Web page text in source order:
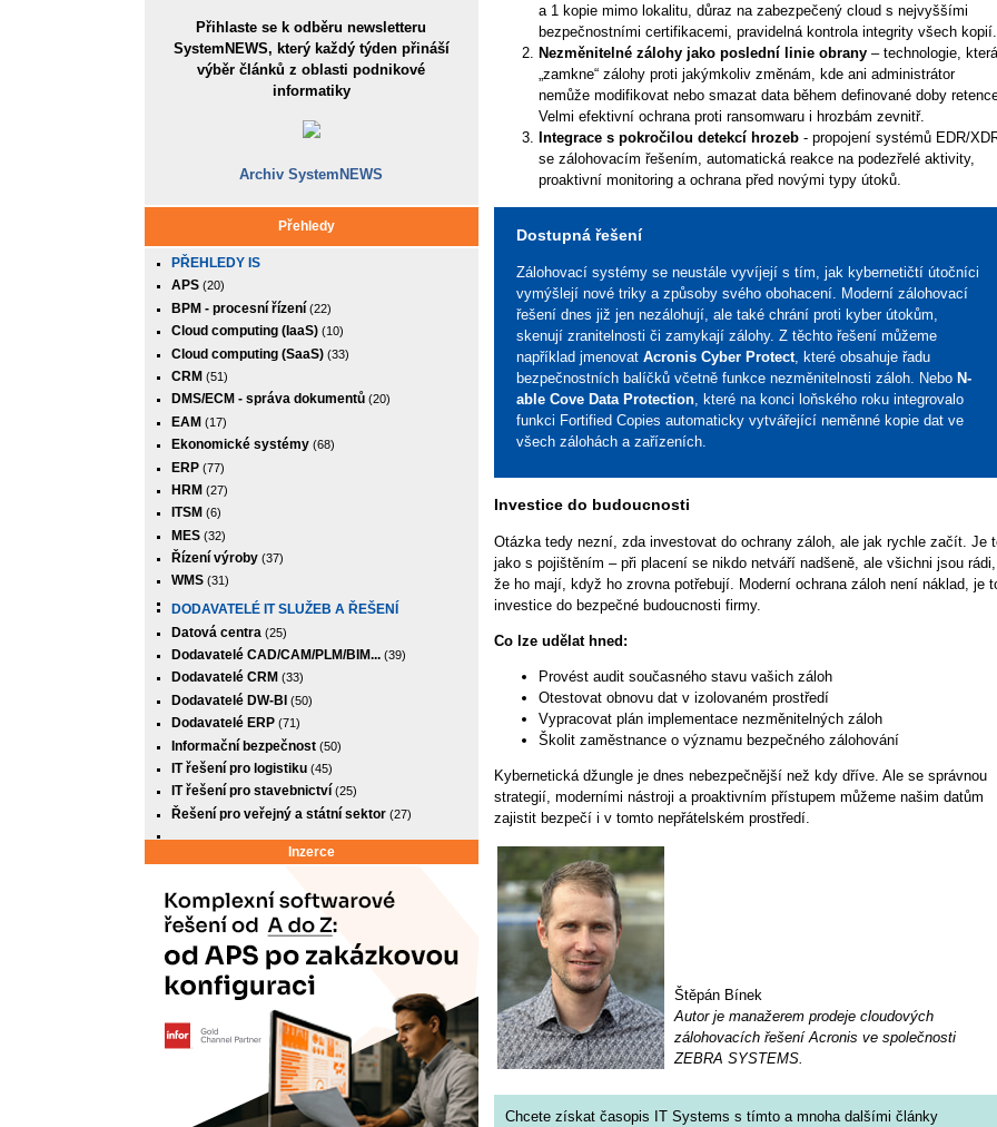
Přihlaste se k odběru newsletteru
SystemNEWS, který každý týden přináší
výběr článků z oblasti podnikové
informatiky
Archiv SystemNEWS
Přehledy
PŘEHLEDY IS
APS(20)
BPM - procesní řízení(22)
Cloud computing (IaaS)(10)
Cloud computing (SaaS)(33)
CRM (51)
DMS/ECM - správa dokumentů(20)
EAM (17)
Ekonomické systémy(68)
ERP(77)
HRM (27)
ITSM (6)
MES(32)
Řízení výroby(37)
WMS(31)
DODAVATELÉ IT SLUŽEB A ŘEŠENÍ
Datová centra (25)
Dodavatelé CAD/CAM/PLM/BIM...(39)
Dodavatelé CRM (33)
Dodavatelé DW-BI (50)
Dodavatelé ERP(71)
Informační bezpečnost(50)
IT řešení pro logistiku(45)
IT řešení pro stavebnictví(25)
Řešení pro veřejný a státní sektor(27)
Inzerce
a 1 kopie mimo lokalitu, důraz na zabezpečený cloud s nejvyššími
bezpečnostními certifikacemi, pravidelná kontrola integrity všech kopií.
Nezměnitelné zálohy jako poslední linie obrany– technologie, která
„zamkne“ zálohy proti jakýmkoliv změnám, kde ani administrátor
nemůže modifikovat nebo smazat data během definované doby
Velmi efektivní ochrana proti ransomwaru i hrozbám zevnitř.
Integrace s pokročilou detekcí hrozeb- propojení systémů EDR/
se zálohovacím řešením, automatická reakce na podezřelé aktivity,
proaktivní monitoring a ochrana před novými typy útoků.
Dostupná řešení
Zálohovací systémy se neustále vyvíjejí s tím, jak kybernetičtí útočníci
vymýšlejí nové triky a způsoby svého obohacení. Moderní zálohovací
řešení dnes již jen nezálohují, ale také chrání proti kyber útokům,
skenují zranitelnosti či zamykají zálohy. Z těchto řešení můžeme
například jmenovat Acronis Cyber Protect, které obsahuje řadu
bezpečnostních balíčků včetně funkce nezměnitelnosti záloh. Nebo N-
able Cove Data Protection, které na konci loňského roku integrovalo
funkci Fortified Copies automaticky vytvářející neměnné kopie dat ve
všech zálohách a zařízeních.
Investice do budoucnosti
Otázka tedy nezní, zda investovat do ochrany záloh, ale jak rychle začít. Je
jako s pojištěním – při placení se nikdo netváří nadšeně, ale všichni jsou rádi,
že ho mají, když ho zrovna potřebují. Moderní ochrana záloh není náklad, je
investice do bezpečné budoucnosti firmy.
Co lze udělat hned:
Provést audit současného stavu vašich záloh
Otestovat obnovu dat v izolovaném prostředí
Vypracovat plán implementace nezměnitelných záloh
Školit zaměstnance o významu bezpečného zálohování
Kybernetická džungle je dnes nebezpečnější než kdy dříve. Ale se správnou
strategií, moderními nástroji a proaktivním přístupem mů­že­me našim datům
zajistit bezpečí i v tomto nepřátelském prostředí.
Štěpán Bínek
Autor je manažerem prodeje cloudových
zálohovacích řešení Acronis ve společnosti
ZEBRA SYSTEMS.
Chcete získat časopis IT Systems s tímto a mnoha dalšími články